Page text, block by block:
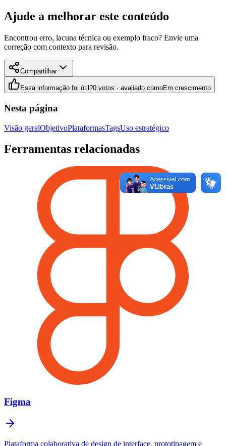
Ajude a melhorar este conteúdo
Encontrou erro, lacuna técnica ou exemplo fraco? Envie uma
correção com contexto para revisão.
Compartilhar
Essa informação foi útil?0 votos · avaliado comoEm crescimento
Nesta página
Visão geralObjetivoPlataformasTagsUso estratégico
Ferramentas relacionadas
Figma
Plataforma colaborativa de design de interface, prototipagem e